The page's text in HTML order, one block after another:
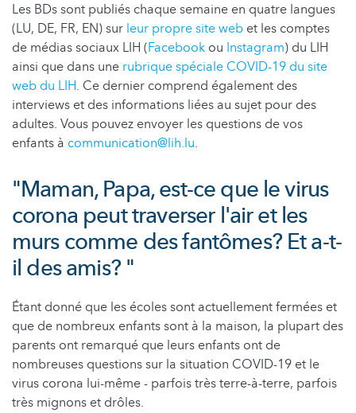
Les BDs sont publiés chaque semaine en quatre langues
(LU, DE, FR, EN) sur leur propre site web et les comptes
de médias sociaux LIH (Facebook ou Instagram) du LIH
ainsi que dans une rubrique spéciale COVID-19 du site
web du LIH. Ce dernier comprend également des
interviews et des informations liées au sujet pour des
adultes. Vous pouvez envoyer les questions de vos
enfants à communication@lih.lu.
"Maman, Papa, est-ce que le virus
corona peut traverser l'air et les
murs comme des fantômes? Et a-t-
il des amis? "
Étant donné que les écoles sont actuellement fermées et
que de nombreux enfants sont à la maison, la plupart des
parents ont remarqué que leurs enfants ont de
nombreuses questions sur la situation COVID-19 et le
virus corona lui-même - parfois très terre-à-terre, parfois
très mignons et drôles.